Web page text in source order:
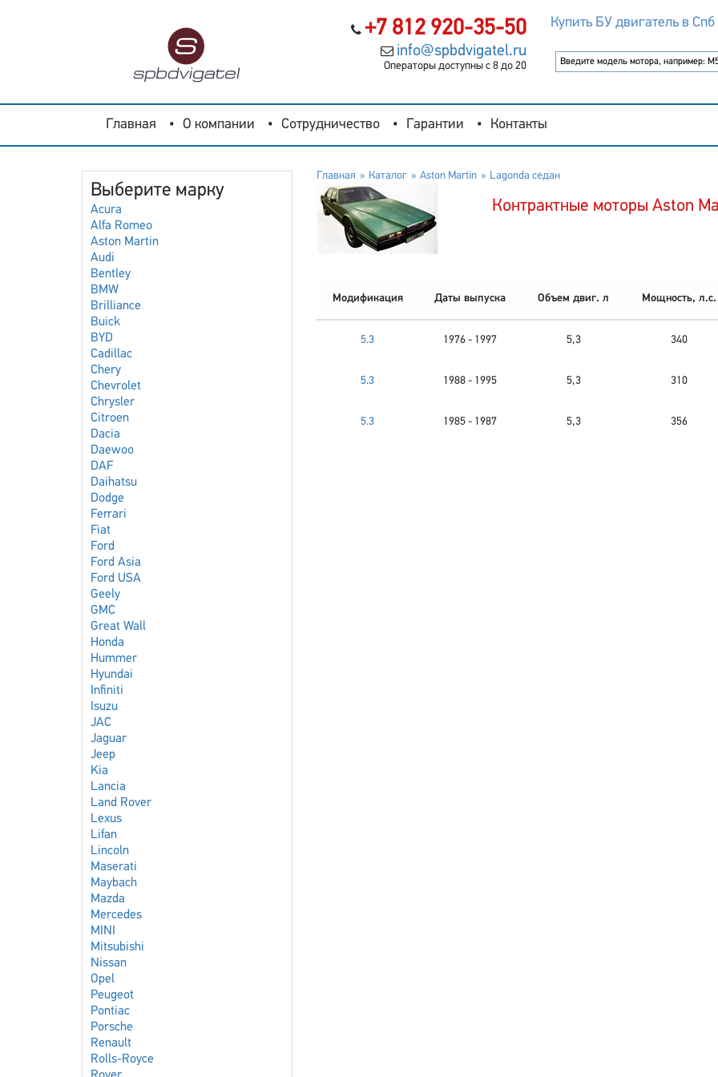
+7 812 920-35-50
info@spbdvigatel.ru
Операторы доступны с 8 до 20
Купить БУ двигатель в Спб
Главная О компании Сотрудничество Гарантии Контакты
Выберите марку
Acura
Alfa Romeo
Aston Martin
Audi
Bentley
BMW
Brilliance
Buick
BYD
Cadillac
Chery
Chevrolet
Chrysler
Citroen
Dacia
Daewoo
DAF
Daihatsu
Dodge
Ferrari
Fiat
Ford
Ford Asia
Ford USA
Geely
GMC
Great Wall
Honda
Hummer
Hyundai
Infiniti
Isuzu
JAC
Jaguar
Jeep
Kia
Lancia
Land Rover
Lexus
Lifan
Lincoln
Maserati
Maybach
Mazda
Mercedes
MINI
Mitsubishi
Nissan
Opel
Peugeot
Pontiac
Porsche
Renault
Rolls-Royce
Главная Каталог Aston Martin Lagonda седан
Контрактные моторы Aston
Модификация Даты выпуска Объем двиг. л Мощность, л.с.
5.3 1976 - 1997 5,3 340
5.3 1988 - 1995 5,3 310
5.3 1985 - 1987 5,3 356